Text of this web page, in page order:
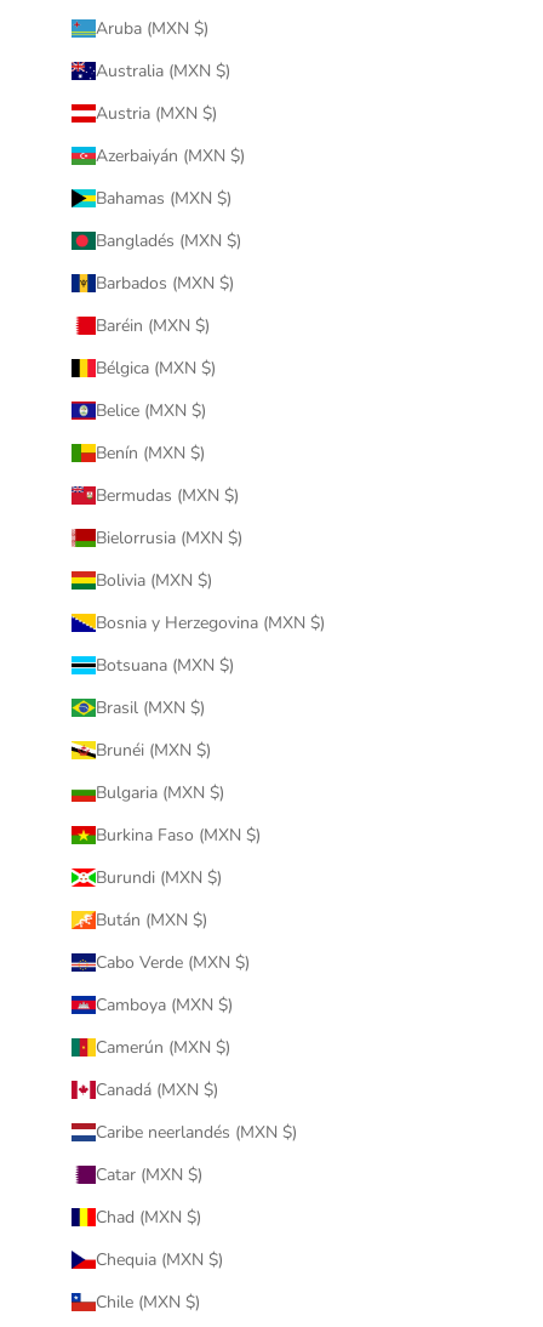
Aruba (MXN $)
Australia (MXN $)
Austria (MXN $)
Azerbaiyán (MXN $)
Bahamas (MXN $)
Bangladés (MXN $)
Barbados (MXN $)
Baréin (MXN $)
Bélgica (MXN $)
Belice (MXN $)
Benín (MXN $)
Bermudas (MXN $)
Bielorrusia (MXN $)
Bolivia (MXN $)
Bosnia y Herzegovina (MXN $)
Botsuana (MXN $)
Brasil (MXN $)
Brunéi (MXN $)
Bulgaria (MXN $)
Burkina Faso (MXN $)
Burundi (MXN $)
Bután (MXN $)
Cabo Verde (MXN $)
Camboya (MXN $)
Camerún (MXN $)
Canadá (MXN $)
Caribe neerlandés (MXN $)
Catar (MXN $)
Chad (MXN $)
Chequia (MXN $)
Chile (MXN $)